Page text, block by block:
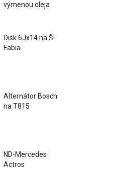
výmenou oleja
Disk 6Jx14 na Š-
Fabia
Alternátor Bosch
na T815
ND-Mercedes
Actros